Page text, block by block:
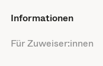
Informationen
Für Zuweiser:innen